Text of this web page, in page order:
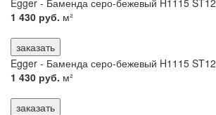
1 430 руб. м²
заказать
Egger - Баменда серо-бежевый H1115 ST12
1 430 руб. м²
заказать